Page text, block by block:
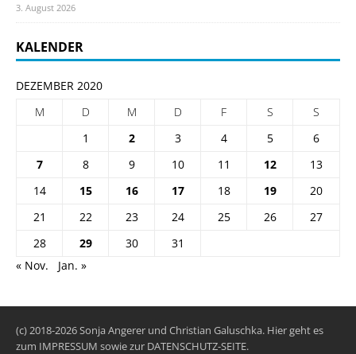
3. August 2026
KALENDER
DEZEMBER 2020
M
D M D F S
S
1
2 3 4 5
6
7
8 9 10 11 12
13
14
15 16 17 18 19
20
21
22 23 24 25 26
27
28
29 30
31
« Nov.
Jan. »
(c) 2018-2026 Sonja Angerer und Christian Galuschka. Hier geht es
zum IMPRESSUM sowie zur DATENSCHUTZ-SEITE.